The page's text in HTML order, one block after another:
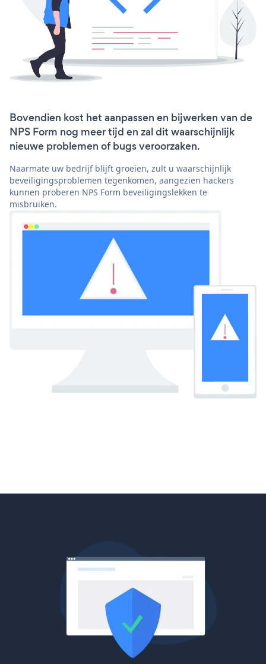
Bovendien kost het aanpassen en bijwerken van de
NPS Form nog meer tijd en zal dit waarschijnlijk
nieuwe problemen of bugs veroorzaken.
Naarmate uw bedrijf blijft groeien, zult u waarschijnlijk
beveiligingsproblemen tegenkomen, aangezien hackers
kunnen proberen NPS Form beveiligingslekken te
misbruiken.